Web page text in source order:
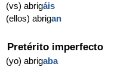
(vs) abrigáis
(ellos) abrigan
Pretérito imperfecto
(yo) abrigaba